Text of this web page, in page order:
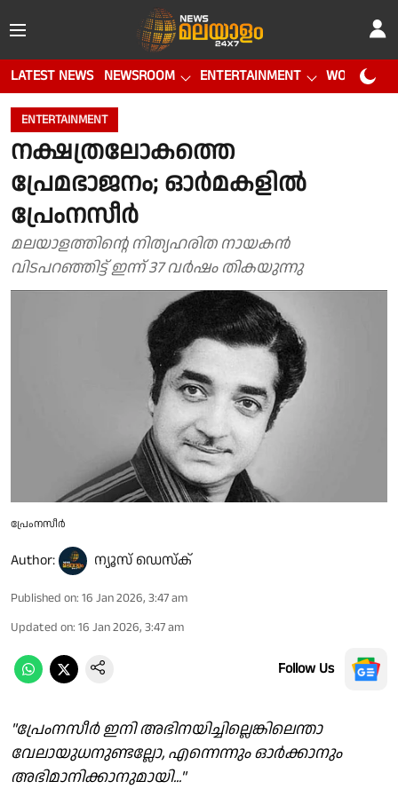
LATEST NEWS NEWSROOM ENTERTAINMENT WORLD CUP
ENTERTAINMENT
നക്ഷത്രലോകത്തെ
പ്രേമഭാജനം; ഓർമകളിൽ
പ്രേംനസീർ
മലയാളത്തിന്റെ നിത്യഹരിത നായകൻ
വിടപറഞ്ഞിട്ട് ഇന്ന് 37 വര്‍ഷം തികയുന്നു
പ്രേംനസീർ
Author: ന്യൂസ് ഡെസ്ക്
Published on: 16 Jan 2026, 3:47 am
Updated on: 16 Jan 2026, 3:47 am
Follow Us
"പ്രേംനസീർ ഇനി അഭിനയിച്ചില്ലെങ്കിലെന്താ
വേലായുധനുണ്ടല്ലോ, എന്നെന്നും ഓർക്കാനും
അഭിമാനിക്കാനുമായി..."